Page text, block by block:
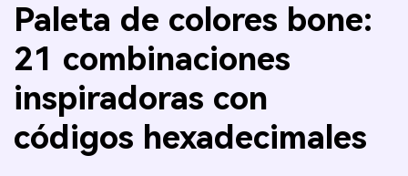
Paleta de colores bone:
21 combinaciones
inspiradoras con
códigos hexadecimales